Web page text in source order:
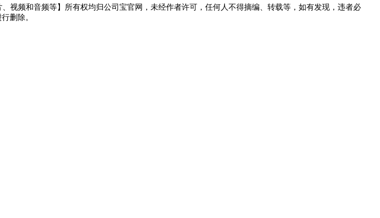
视频和音频等】所有权均归公司宝官网，未经作者许可，任何人不得摘编、转载等，如有发现，违者必
删除。